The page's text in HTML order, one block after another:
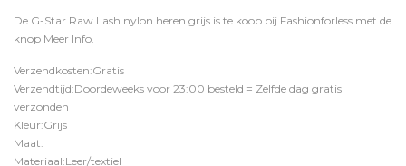
De G-Star Raw Lash nylon heren grijs is te koop bij Fashionforless met de
knop Meer Info
Verzendkosten:Gratis
Verzendtijd:Doordeweeks voor 23:00 besteld = Zelfde dag gratis
verzonden
Kleur:Grijs
Maat:
Materiaal:Leer/textiel